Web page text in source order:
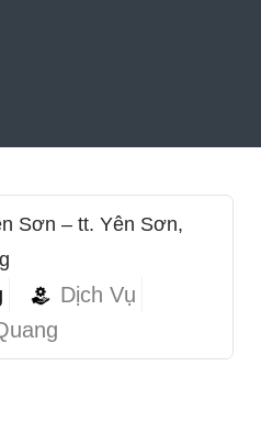
Sơn – tt. Yên Sơn,
Dịch Vụ